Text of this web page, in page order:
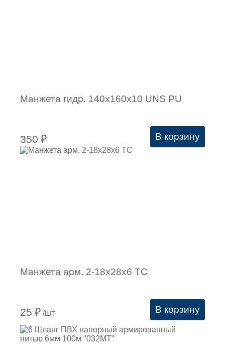
Манжета гидр. 140х160х10 UNS PU
350 ₽ В корзину
Манжета арм. 2-18х28х6 ТС
25 ₽ /шт В корзину